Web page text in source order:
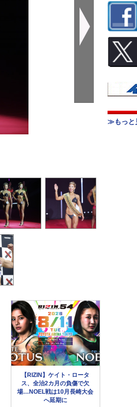
【RIZIN】ケイト・ロータ
ス、全治2カ月の負傷で欠
場…NOEL戦は10月長崎大会
へ延期に
≫もっと